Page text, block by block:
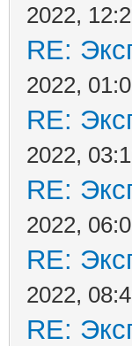
2022,
RE:
2022,
RE:
2022,
RE:
2022,
RE:
2022,
RE: